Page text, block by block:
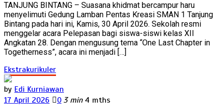
TANJUNG BINTANG – Suasana khidmat bercampur haru
menyelimuti Gedung Lamban Pentas Kreasi SMAN 1 Tanjung
Bintang pada hari ini, Kamis, 30 April 2026. Sekolah resmi
menggelar acara Pelepasan bagi siswa-siswi kelas XII
Angkatan 28. Dengan mengusung tema “One Last Chapter in
Togetherness”, acara ini menjadi […]
Ekstrakurikuler
by Edi Kurniawan
17 April 2026
0 3 min 4 mths